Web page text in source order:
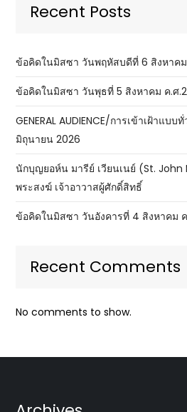
Recent Posts
ข้อคิดในมิสซา วันพฤหัสบดีที่ 6 สิงหาค
ข้อคิดในมิสซา วันพุธที่ 5 สิงหาคม ค.ศ
GENERAL AUDIENCE/การเข้าเฝ้าแบ
มิถุนายน 2026
นักบุญยอห์น มารีย์ เวียนเนย์ (St. John
พระสงฆ์ เจ้าอาวาสผู้ศักดิ์สิทธิ์
ข้อคิดในมิสซา วันอังคารที่ 4 สิงหาคม
Recent Comments
No comments to show.